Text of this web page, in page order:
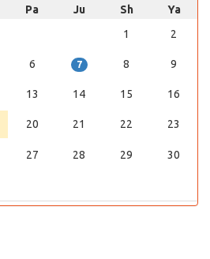
Pa Ju Sh
Ya
1
2
6 7 8 9
13 14 15 16
20 21 22 23
27 28 29 30